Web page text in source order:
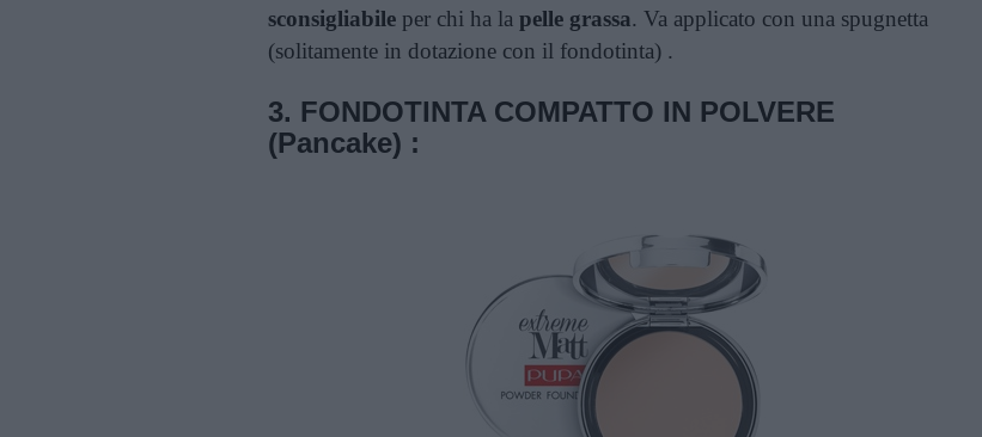
sconsigliabile per chi ha la pelle grassa. Va applicato con una spugnetta
(solitamente in dotazione con il fondotinta) .
3. FONDOTINTA COMPATTO IN POLVERE
(Pancake) :